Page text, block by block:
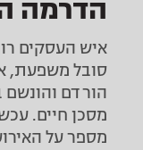
הדרמה
איש
איש העסקים
סובל משפעת,
הורדם והונשם
מסכן חיים.
מספר על